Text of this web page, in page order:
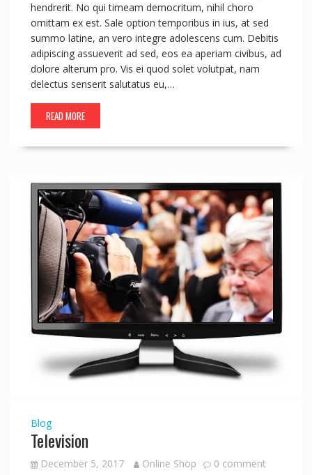
hendrerit. No qui timeam democritum, nihil choro
omittam ex est. Sale option temporibus in ius, at sed
summo latine, an vero integre adolescens cum. Debitis
adipiscing assueverit ad sed, eos ea aperiam civibus, ad
dolore alterum pro. Vis ei quod solet volutpat, nam
delectus senserit salutatus eu,…
READ MORE
Blog
Television
December 5, 2017 Online Shop 0 comment